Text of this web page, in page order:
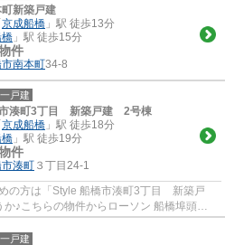
新築戸建
京成船橋 」駅 徒歩13分
」駅 徒歩15分
件
南本町34-8
戸建
湊町3丁目 新築戸建 2号棟
京成船橋 」駅 徒歩18分
」駅 徒歩19分
件
湊町 ３丁目24-1
の方は「Style 船橋市湊町3丁目 新築戸
♪こちらの物件からローソン 船橋埠頭店
に一押しなピカ...
戸建